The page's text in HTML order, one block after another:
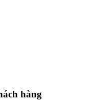
hàng